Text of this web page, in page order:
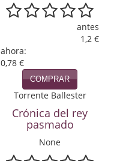
antes
1,2 €
ahora:
0,78 €
COMPRAR
Torrente Ballester
Crónica del rey
pasmado
None